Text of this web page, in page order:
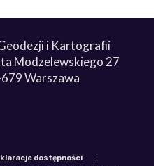
i Kartografii
Modzelewskiego 27
Warszawa
dostępności